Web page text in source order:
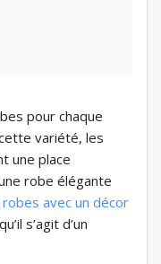
pour chaque
variété, les
une place
robe élégante
avec un décor
s’agit d’un